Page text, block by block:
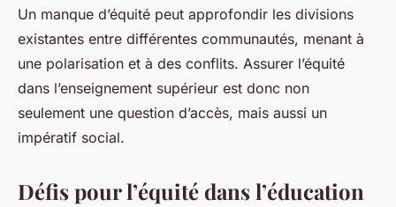
Un manque d’équité peut approfondir les divisions
existantes entre différentes communautés, menant à
une polarisation et à des conflits. Assurer l’équité
dans l’enseignement supérieur est donc non
seulement une question d’accès, mais aussi un
impératif social.
Défis pour l’équité dans l’éducation